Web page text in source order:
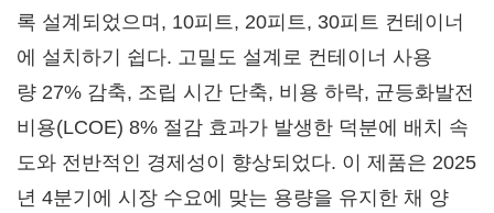
록 설계되었으며, 10피트, 20피트, 30피트 컨테이너
에 설치하기 쉽다. 고밀도 설계로 컨테이너 사용
량 27% 감축, 조립 시간 단축, 비용 하락, 균등화발전
비용(LCOE) 8% 절감 효과가 발생한 덕분에 배치 속
도와 전반적인 경제성이 향상되었다. 이 제품은 2025
년 4분기에 시장 수요에 맞는 용량을 유지한 채 양